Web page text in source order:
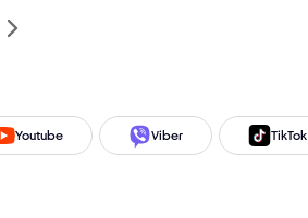
Youtube Viber TikTok